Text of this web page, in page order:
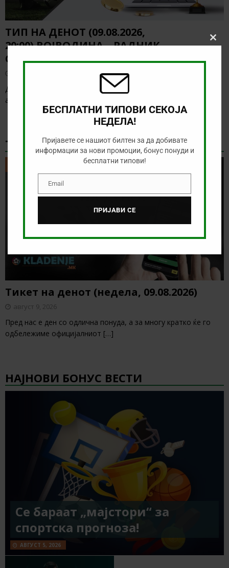
ТИП НА ДЕНОТ (09.08.2026,
20:00) ВОЈВОДИНА – РАДНИК
СУРДУЛИЦА
Денес има солидна понуда за обложување, а ние ќе го
анализираме дуелот од српската Суперлига
ТИКЕТ НА ДЕНОТ
Тикет на денот (недела, 09.08.2026)
август 9, 2026
Пред нас е ден со одлична понуда, а за многу кратко ќе го
одбележиме официјалниот […]
НАЈНОВИ БОНУС ВЕСТИ
Се бараат „мајстори“ за
спортска прогноза!
АВГУСТ 5, 2026
Close
БЕСПЛАТНИ ТИПОВИ СЕКОЈА
НЕДЕЛА!
Пријавете се нашиот билтен за да добивате
информации за нови промоции, бонус понуди и
бесплатни типови!
EmailEmail
ПРИЈАВИ СЕ